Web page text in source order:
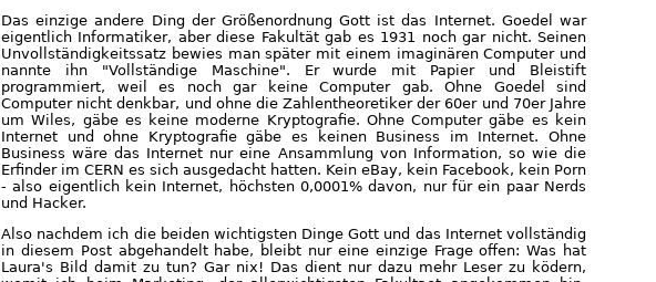
Das einzige andere Ding der Größenordnung Gott ist das Internet. Goedel war
eigentlich Informatiker, aber diese Fakultät gab es 1931 noch gar nicht. Seinen
Unvollständigkeitssatz bewies man später mit einem imaginären Computer und
nannte ihn "Vollständige Maschine". Er wurde mit Papier und Bleistift
programmiert, weil es noch gar keine Computer gab. Ohne Goedel sind
Computer nicht denkbar, und ohne die Zahlentheoretiker der 60er und 70er Jahre
um Wiles, gäbe es keine moderne Kryptografie. Ohne Computer gäbe es kein
Internet und ohne Kryptografie gäbe es keinen Business im Internet. Ohne
Business wäre das Internet nur eine Ansammlung von Information, so wie die
Erfinder im CERN es sich ausgedacht hatten. Kein eBay, kein Facebook, kein Porn
- also eigentlich kein Internet, höchsten 0,0001% davon, nur für ein paar Nerds
und Hacker.
Also nachdem ich die beiden wichtigsten Dinge Gott und das Internet vollständig
in diesem Post abgehandelt habe, bleibt nur eine einzige Frage offen: Was hat
Laura's Bild damit zu tun? Gar nix! Das dient nur dazu mehr Leser zu ködern,